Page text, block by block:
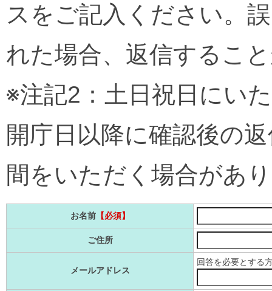
スをご記入ください。
れた場合、返信するこ
※注記2：土日祝日にい
開庁日以降に確認後の
間をいただく場合があ
お名前【必須】
ご住所
メールアドレス
回答を必要とする